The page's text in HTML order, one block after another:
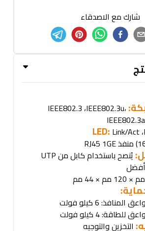
شارك مع الاصدقاء
:
IEEE802.3 ،IEEE802.3u،
Link/Act ،
منفذRJ45 1GE
يُنصح باستخدام كابلمن
:
6 كيلو فولت
4 كيلو فولت
التخزين والتوجيه